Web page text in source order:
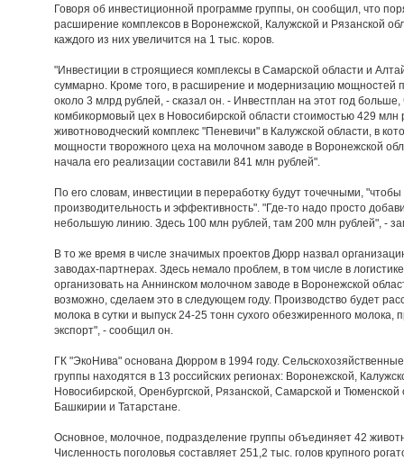
Говоря об инвестиционной программе группы, он сообщил, что
расширение комплексов в Воронежской, Калужской и Рязанской
каждого из них увеличится на 1 тыс. коров.
"Инвестиции в строящиеся комплексы в Самарской области и
суммарно. Кроме того, в расширение и модернизацию мощностей
около 3 млрд рублей, - сказал он. - Инвестплан на этот год
комбикормовый цех в Новосибирской области стоимостью 429 млн
животноводческий комплекс "Пеневичи" в Калужской области, в
мощности творожного цеха на молочном заводе в Воронежской
начала его реализации составили 841 млн рублей".
По его словам, инвестиции в переработку будут точечными,
производительность и эффективность". "Где-то надо просто
небольшую линию. Здесь 100 млн рублей, там 200 млн рублей", -
В то же время в числе значимых проектов Дюрр назвал
заводах-партнерах. Здесь немало проблем, в том числе в
организовать на Аннинском молочном заводе в Воронежской
возможно, сделаем это в следующем году. Производство будет
молока в сутки и выпуск 24-25 тонн сухого обезжиренного молока,
экспорт", - сообщил он.
ГК "ЭкоНива" основана Дюрром в 1994 году.
группы находятся в 13 российских регионах: Воронежской,
Новосибирской, Оренбургской, Рязанской, Самарской и Тюменской
Башкирии и Татарстане.
Основное, молочное, подразделение группы объединяет 42
Численность поголовья составляет 251,2 тыс. голов крупного